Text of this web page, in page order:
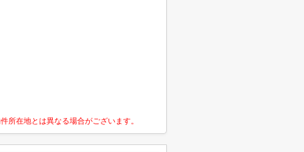
所在地とは異なる場合がございます。